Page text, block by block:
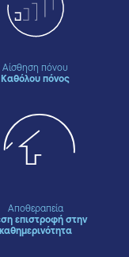
Αίσθηση πόνου
Kαθόλου πόνος
Αποθεραπεία
επιστροφή στην
καθημερινότητα